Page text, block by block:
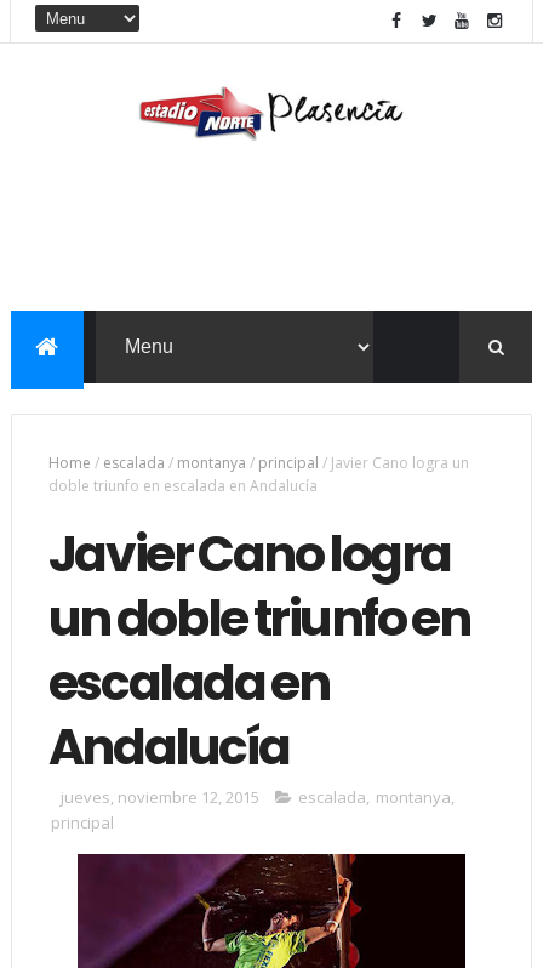
Home / escalada / montanya / principal / Javier Cano logra un
doble triunfo en escalada en Andalucía
Javier Cano logra
un doble triunfo en
escalada en
Andalucía
jueves, noviembre 12, 2015 escalada, montanya,
principal